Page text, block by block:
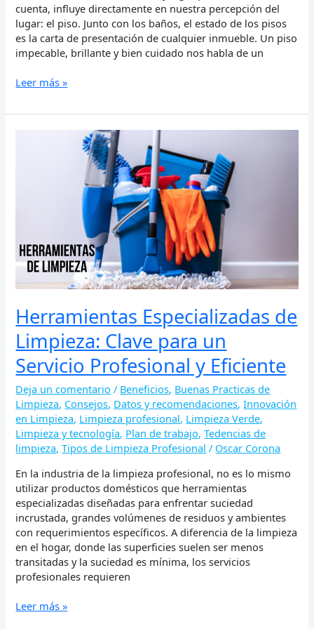
cuenta, influye directamente en nuestra percepción del
lugar: el piso. Junto con los baños, el estado de los pisos
es la carta de presentación de cualquier inmueble. Un piso
impecable, brillante y bien cuidado nos habla de un
Leer más »
Herramientas Especializadas de
Limpieza: Clave para un
Servicio Profesional y Eficiente
Deja un comentario / Beneficios, Buenas Practicas de
Limpieza, Consejos, Datos y recomendaciones,Innovación
en Limpieza, Limpieza profesional, Limpieza Verde,
Limpieza y tecnología, Plan de trabajo,Tedencias de
limpieza,Tipos de Limpieza Profesional / Oscar Corona
En la industria de la limpieza profesional, no es lo mismo
utilizar productos domésticos que herramientas
especializadas diseñadas para enfrentar suciedad
incrustada, grandes volúmenes de residuos y ambientes
con requerimientos específicos. A diferencia de la limpieza
en el hogar, donde las superficies suelen ser menos
transitadas y la suciedad es mínima, los servicios
profesionales requieren
Especializadas
Profesional
y
Eficiente
Leer más »